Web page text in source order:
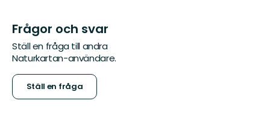
Frågor och svar
Ställ en fråga till andra
Naturkartan-användare.
Ställ en fråga